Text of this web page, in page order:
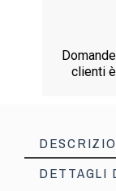
clienti
DETTAGLI